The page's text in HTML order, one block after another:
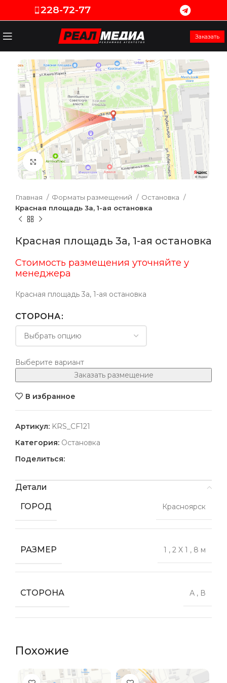
228-72-77
Заказать
Увеличить
Главная Форматы размещений
Остановка
Красная площадь 3а, 1-ая остановка
Красная площадь 3а, 1-ая остановка
Стоимость размещения уточняйте у
менеджера
Красная площадь 3а, 1-ая остановка
СТОРОНА
Выберите вариант
Заказать размещение
В избранное
Артикул: KRS_CF121
Категория: Остановка
Поделиться:
Детали
ГОРОД
Красноярск
РАЗМЕР 1 , 2 X 1 , 8 м
СТОРОНА А , В
Похожие